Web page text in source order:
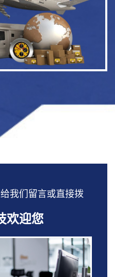
我们留言或直接拨
欢迎您